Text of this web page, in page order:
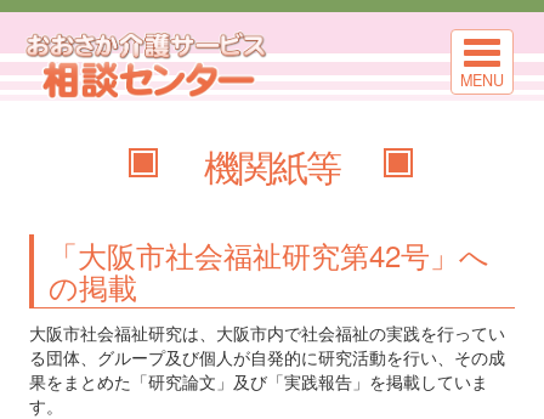
MENU
機関紙等
「大阪市社会福祉研究第42号」へ
の掲載
大阪市社会福祉研究は、大阪市内で社会福祉の実践を行ってい
る団体、グループ及び個人が自発的に研究活動を行い、その成
果をまとめた「研究論文」及び「実践報告」を掲載していま
す。